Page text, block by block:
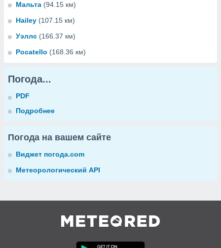
Мальта (94.15 км)
Hailey (107.15 км)
Уэллс (166.37 км)
Pocatello (168.36 км)
Погода...
PDF
Подробнее
Погода на вашем сайте
Виджет погода.com
Метеорологический API